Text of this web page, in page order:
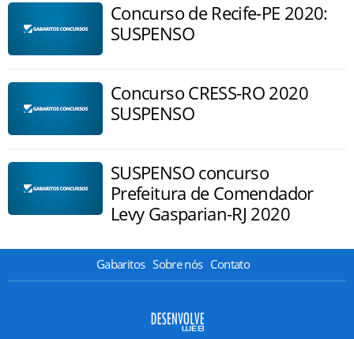
Concurso de Recife-PE 2020:
SUSPENSO
Concurso CRESS-RO 2020
SUSPENSO
SUSPENSO concurso
Prefeitura de Comendador
Levy Gasparian-RJ 2020
Gabaritos Sobre nós Contato